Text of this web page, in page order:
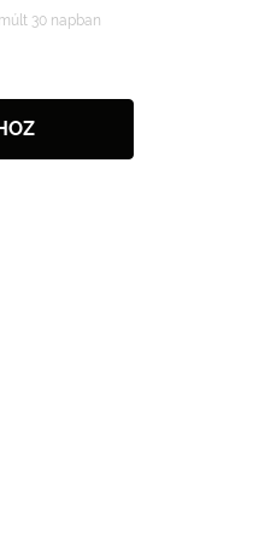
30 napban